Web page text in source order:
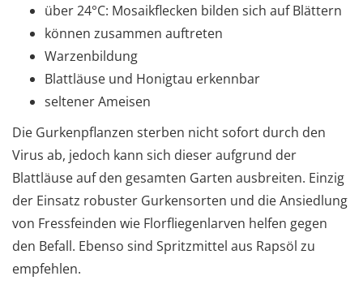
über 24°C: Mosaikflecken bilden sich auf Blättern
können zusammen auftreten
Warzenbildung
Blattläuse und Honigtau erkennbar
seltener Ameisen
Die Gurkenpflanzen sterben nicht sofort durch den
Virus ab, jedoch kann sich dieser aufgrund der
Blattläuse auf den gesamten Garten ausbreiten. Einzig
der Einsatz robuster Gurkensorten und die Ansiedlung
von Fressfeinden wie Florfliegenlarven helfen gegen
den Befall. Ebenso sind Spritzmittel aus Rapsöl zu
empfehlen.